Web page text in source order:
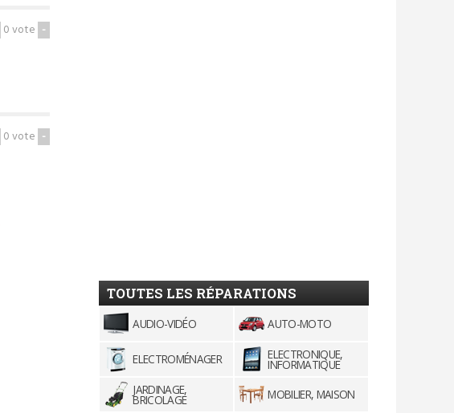
0vote -
0vote -
TOUTES LES RÉPARATIONS
AUDIO-VIDÉO AUTO-MOTO
ELECTROMÉNAGER ELECTRONIQUE,
INFORMATIQUE
JARDINAGE,
BRICOLAGE
MOBILIER, MAISON